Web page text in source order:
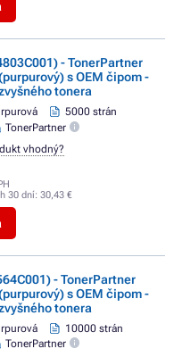
- TonerPartner
s OEM čipom -
tonera
5000 strán
TonerPartner
30 dní: 30,43 €
vhodný?
- TonerPartner
s OEM čipom -
tonera
10000 strán
TonerPartner